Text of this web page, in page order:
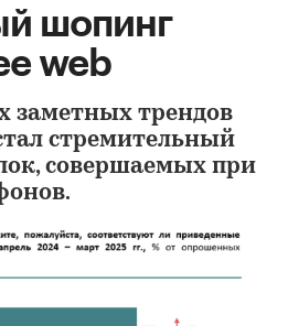
шопинг
web
заметных трендов
стремительный
совершаемых при